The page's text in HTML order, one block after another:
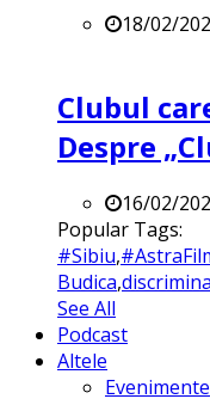
18/02/
Clubul
Despre
16/02/
Popular Tags:
#Sibiu,
Budica,
See All
Podcast
Altele
Evenimente